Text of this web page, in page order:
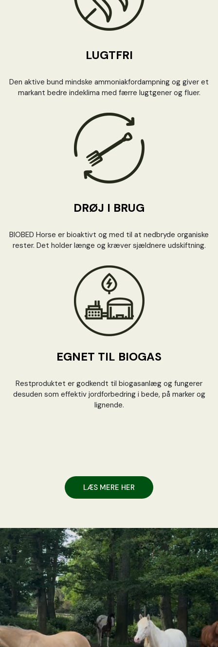
LUGTFRI
Den aktive bund mindske ammoniakfordampning og giver et
markant bedre indeklima med færre lugtgener og fluer.
DRØJ I BRUG
BIOBED Horse er bioaktivt og med til at nedbryde organiske
rester. Det holder længe og kræver sjældnere udskiftning.
EGNET TIL BIOGAS
Restproduktet er godkendt til biogasanlæg og fungerer
desuden som effektiv jordforbedring i bede, på marker og
lignende.
LÆS MERE HER